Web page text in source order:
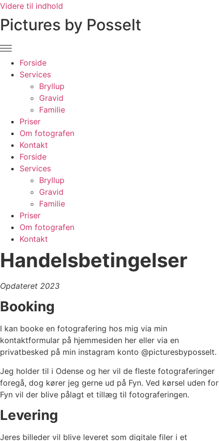
Videre til indhold
Pictures by Posselt
Forside
Services
Bryllup
Gravid
Familie
Priser
Om fotografen
Kontakt
Forside
Services
Bryllup
Gravid
Familie
Priser
Om fotografen
Kontakt
Handelsbetingelser
Opdateret 2023
Booking
I kan booke en fotografering hos mig via min
kontaktformular på hjemmesiden her eller via en
privatbesked på min instagram konto @picturesbyposselt.
Jeg holder til i Odense og her vil de fleste fotograferinger
foregå, dog kører jeg gerne ud på Fyn. Ved kørsel uden for
Fyn vil der blive pålagt et tillæg til fotograferingen.
Levering
Jeres billeder vil blive leveret som digitale filer i et